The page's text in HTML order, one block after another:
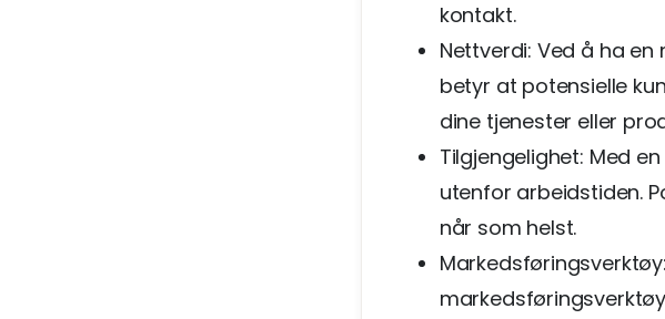
kontakt.
Nettverdi: Ved å ha
betyr at potensielle
dine tjenester eller
Tilgjengelighet: Med
utenfor arbeidstiden.
når som helst.